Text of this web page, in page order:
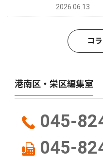
2026.06.13
コ
港南区・栄区編集室
045-
045-